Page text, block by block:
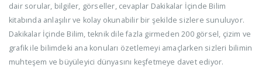
dair sorular, bilgiler, görseller, cevaplar Dakikalar İçinde Bilim
kitabında anlaşılır ve kolay okunabilir bir şekilde sizlere sunuluyor.
Dakikalar İçinde Bilim, teknik dile fazla girmeden 200 görsel, çizim ve
grafik ile bilimdeki ana konuları özetlemeyi amaçlarken sizleri bilimin
muhteşem ve büyüleyici dünyasını keşfetmeye davet ediyor.